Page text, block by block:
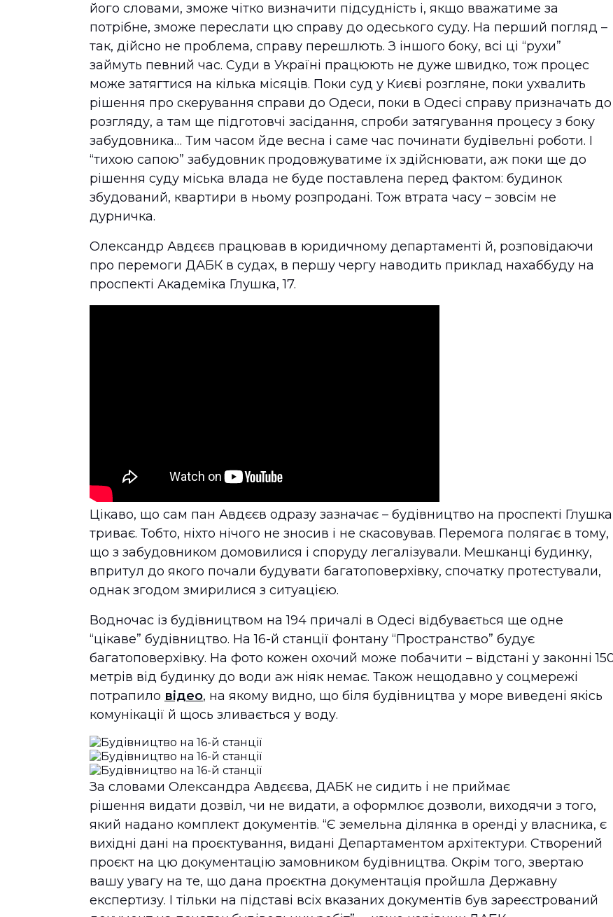
його словами, зможе чітко визначити підсудність і, якщо вважатиме за
потрібне, зможе переслати цю справу до одеського суду. На перший погляд –
так, дійсно не проблема, справу перешлють. З іншого боку, всі ці “рухи”
займуть певний час. Суди в Україні працюють не дуже швидко, тож процес
може затягтися на кілька місяців. Поки суд у Києві розгляне, поки ухвалить
рішення про скерування справи до Одеси, поки в Одесі справу призначать до
розгляду, а там ще підготовчі засідання, спроби затягування процесу з боку
забудовника… Тим часом йде весна і саме час починати будівельні роботи. І
“тихою сапою” забудовник продовжуватиме їх здійснювати, аж поки ще до
рішення суду міська влада не буде поставлена перед фактом: будинок
збудований, квартири в ньому розпродані. Тож втрата часу – зовсім не
дурничка.
Олександр Авдєєв працював в юридичному департаменті й, розповідаючи
про перемоги ДАБК в судах, в першу чергу наводить приклад нахаббуду на
проспекті Академіка Глушка, 17.
Цікаво, що сам пан Авдєєв одразу зазначає – будівництво на проспекті Глушка
триває. Тобто, ніхто нічого не зносив і не скасовував. Перемога полягає в тому,
що з забудовником домовилися і споруду легалізували. Мешканці будинку,
впритул до якого почали будувати багатоповерхівку, спочатку протестували,
однак згодом змирилися з ситуацією.
Водночас із будівництвом на 194 причалі в Одесі відбувається ще одне
“цікаве” будівництво. На 16-й станції фонтану “Пространство” будує
багатоповерхівку. На фото кожен охочий може побачити – відстані у законні
метрів від будинку до води аж ніяк немає. Також нещодавно у соцмережі
потрапило відео, на якому видно, що біля будівництва у море виведені якісь
комунікації й щось зливається у воду.
За словами Олександра Авдєєва, ДАБК не сидить і не приймає
рішення видати дозвіл, чи не видати, а оформлює дозволи, виходячи з того,
який надано комплект документів. “Є земельна ділянка в оренді у власника, є
вихідні дані на проєктування, видані Департаментом архітектури. Створений
проєкт на цю документацію замовником будівництва. Окрім того, звертаю
вашу увагу на те, що дана проєктна документація пройшла Державну
експертизу. І тільки на підставі всіх вказаних документів був зареєстрований